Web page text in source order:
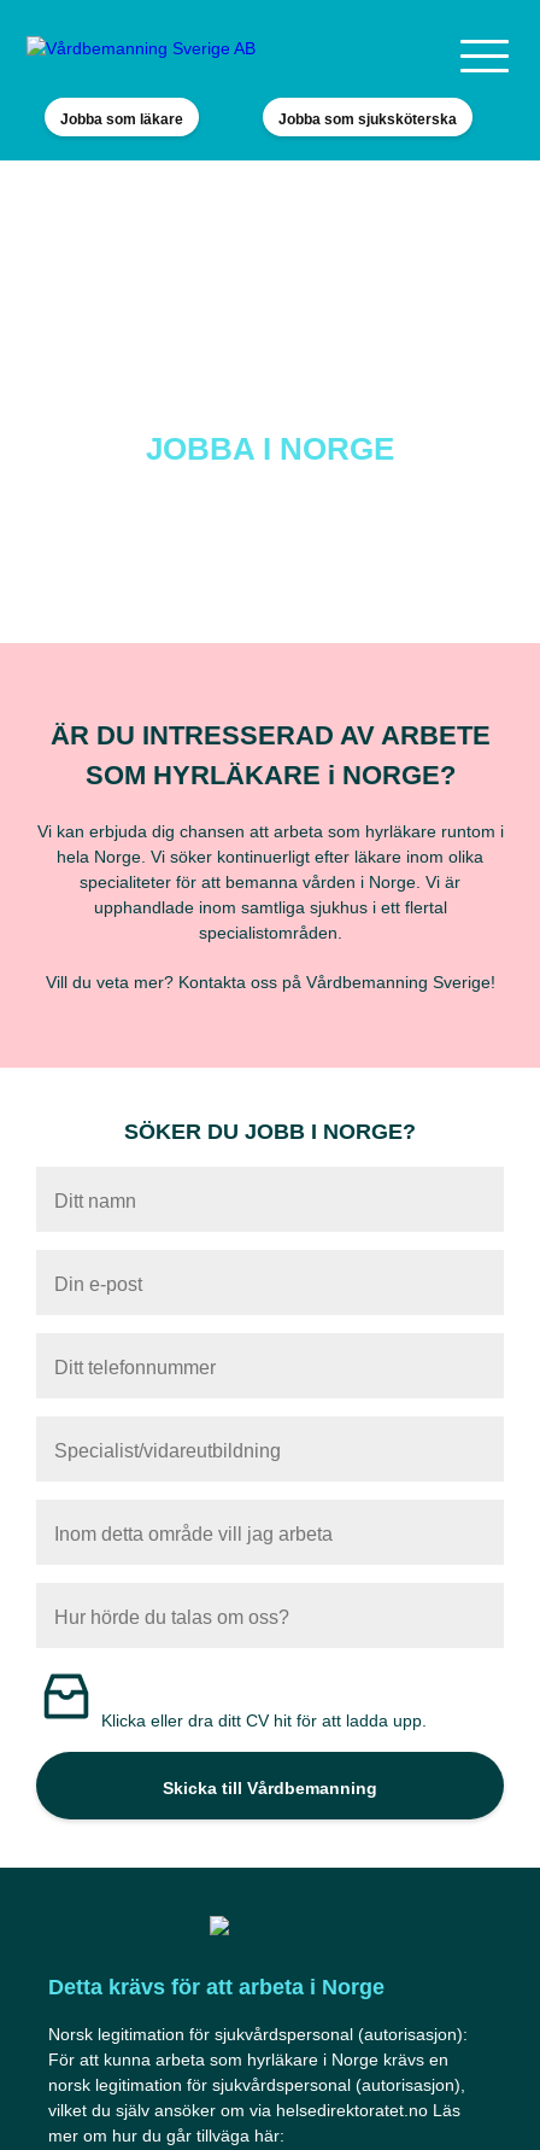
Jobba som läkare Jobba som sjuksköterska
JOBBA I NORGE
ÄR DU INTRESSERAD AV ARBETE
SOM HYRLÄKARE i NORGE?
Vi kan erbjuda dig chansen att arbeta som hyrläkare runtom i
hela Norge. Vi söker kontinuerligt efter läkare inom olika
specialiteter för att bemanna vården i Norge. Vi är
upphandlade inom samtliga sjukhus i ett flertal
specialistområden.
Vill du veta mer? Kontakta oss på Vårdbemanning Sverige!
SÖKER DU JOBB I NORGE?
Klicka eller dra ditt CV hit för att ladda upp.
Skicka till Vårdbemanning
Detta krävs för att arbeta i Norge
Norsk legitimation för sjukvårdspersonal (autorisasjon):
För att kunna arbeta som hyrläkare i Norge krävs en
norsk legitimation för sjukvårdspersonal (autorisasjon),
vilket du själv ansöker om via helsedirektoratet.no Läs
mer om hur du går tillväga här: